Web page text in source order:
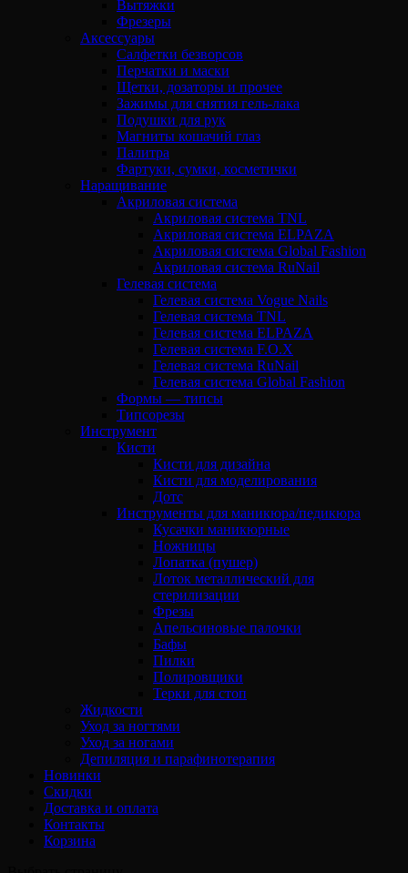
Вытяжки
Фрезеры
Аксессуары
Салфетки безворсов
Перчатки и маски
Щетки, дозаторы и прочее
Зажимы для снятия гель-лака
Подушки для рук
Магниты кошачий глаз
Палитра
Фартуки, сумки, косметички
Наращивание
Акриловая система
Акриловая система TNL
Акриловая система ELPAZA
Акриловая система Global Fashion
Акриловая система RuNail
Гелевая система
Гелевая система Vogue Nails
Гелевая система TNL
Гелевая система ELPAZA
Гелевая система F.O.X
Гелевая система RuNail
Гелевая система Global Fashion
Формы — типсы
Типсорезы
Инструмент
Кисти
Кисти для дизайна
Кисти для моделирования
Дотс
Инструменты для маникюра/педикюра
Кусачки маникюрные
Ножницы
Лопатка (пушер)
Лоток металлический для
стерилизации
Фрезы
Апельсиновые палочки
Бафы
Пилки
Полировщики
Терки для стоп
Жидкости
Уход за ногтями
Уход за ногами
Депиляция и парафинотерапия
Новинки
Скидки
Доставка и оплата
Контакты
Корзина